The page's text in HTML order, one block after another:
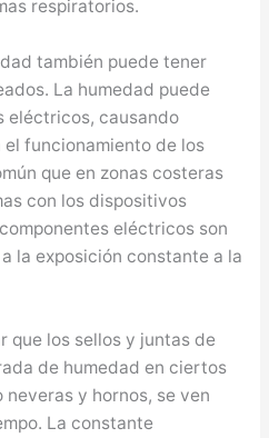
respiratorios.
también puede tener
La humedad puede
eléctricos, causando
funcionamiento de los
que en zonas costeras
con los dispositivos
eléctricos son
la exposición constante a la
que los sellos y juntas de
de humedad en ciertos
y hornos, se ven
La constante